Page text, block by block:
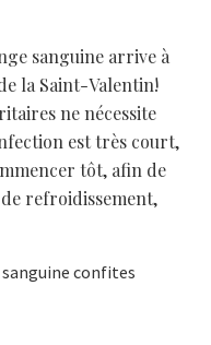
sanguine arrive à
la Saint-Valentin!
ne nécessite
est très court,
tôt, afin de
refroidissement,
sanguine confites